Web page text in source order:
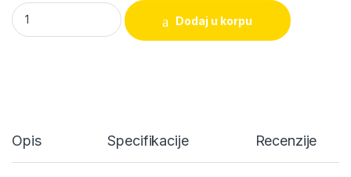
Amazfit Cheetah (Round) Grey quantity
Dodaj u korpu
Opis Specifikacije Recenzije